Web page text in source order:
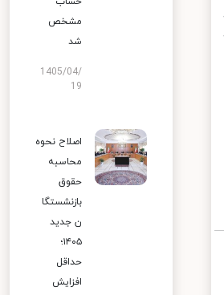
مشخص
شد
1405/04/
19
اصلاح نحوه
محاسبه
حقوق
بازنشستگا
ن جدید
۱۴۰۵؛
حداقل
افزایش